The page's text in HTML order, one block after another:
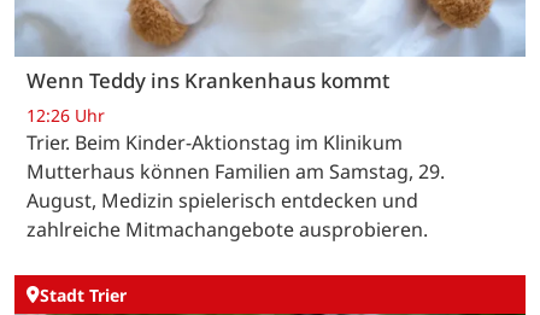
Wenn Teddy ins Krankenhaus kommt
12:26 Uhr
Trier. Beim Kinder-Aktionstag im Klinikum
Mutterhaus können Familien am Samstag, 29.
August, Medizin spielerisch entdecken und
zahlreiche Mitmachangebote ausprobieren.
Stadt Trier